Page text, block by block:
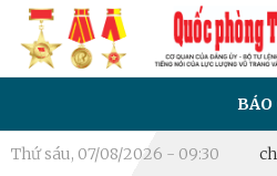
BÁO
Thứ sáu, 07/08/2026 - 09:30
hưu Khai mạc diễn tập chiến